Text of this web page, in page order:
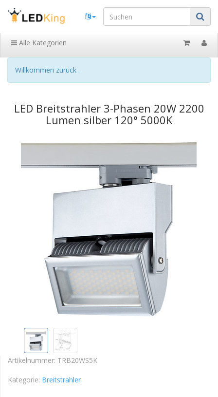
Alle Kategorien
Willkommen zurück .
LED Breitstrahler 3-Phasen 20W 2200
Lumen silber 120° 5000K
Artikelnummer: TRB20WS5K
Kategorie: Breitstrahler